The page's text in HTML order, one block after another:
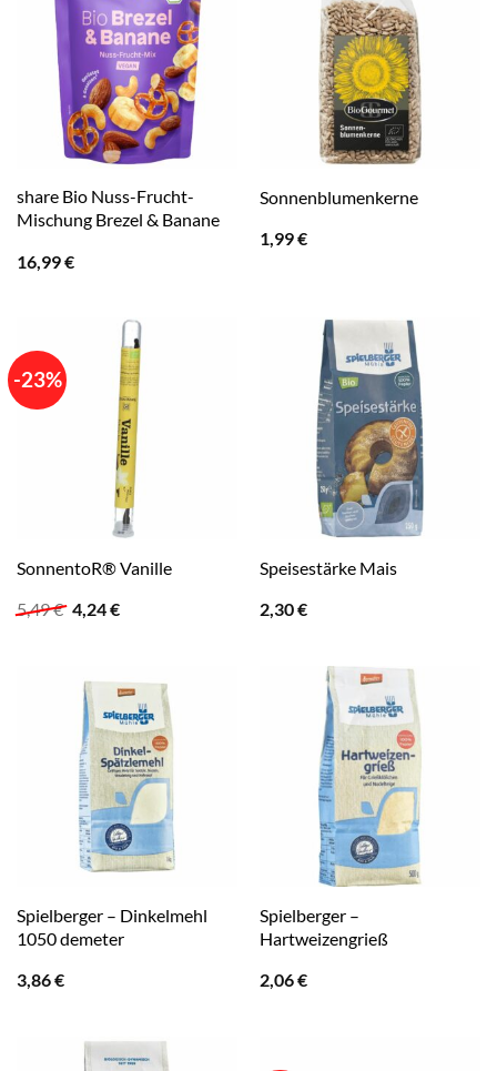
share Bio Nuss-Frucht-
Mischung Brezel & Banane
16,99€
Sonnenblumenkerne
1,99€
-23%
SonnentoR® Vanille
5,49€ Ursprünglicher
4,24€Aktueller
Speisestärke Mais
2,30€
Spielberger – Dinkelmehl
1050 demeter
3,86€
Spielberger –
Hartweizengrieß
2,06€